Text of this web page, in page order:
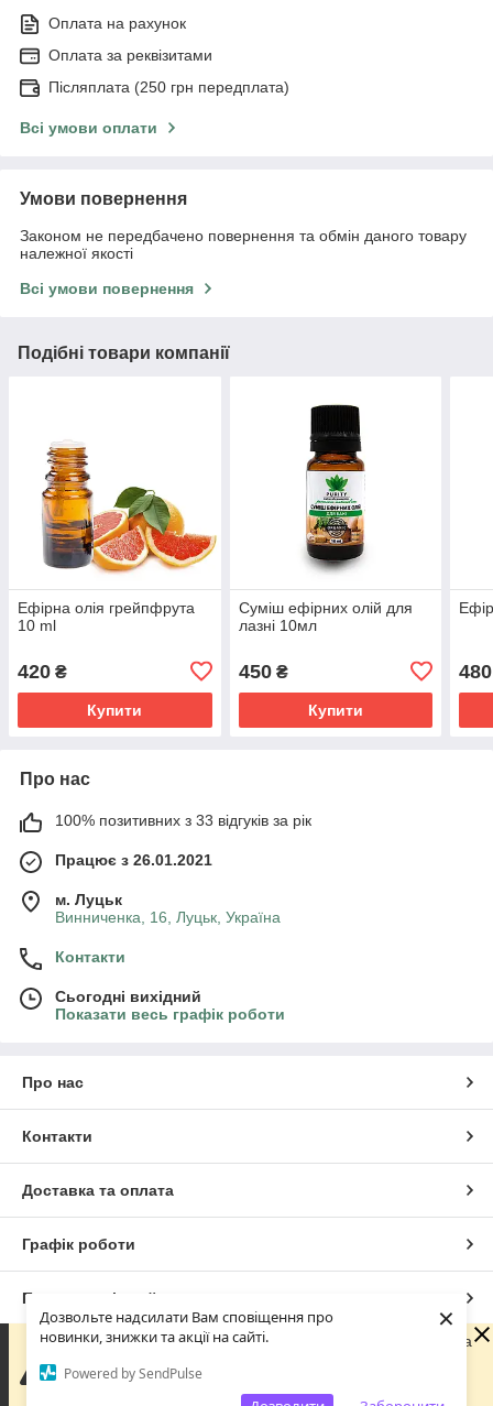
Дозвольте надсилати Вам сповіщення про
новинки, знижки та акції на сайті.
Powered by SendPulse
×
Оплата на рахунок
Оплата за реквізитами
Післяплата (250 грн передплата)
Всі умови оплати
Умови повернення
Законом не передбачено повернення та обмін даного товару
належної якості
Всі умови повернення
Подібні товари компанії
Ефірна олія грейпфрута
10 ml
420 ₴
Купити
Суміш ефірних олій для
лазні 10мл
450₴
Купити
480
Про нас
100% позитивних з 33 відгуків за рік
Працює з 26.01.2021
м. Луцьк
Винниченка, 16, Луцьк, Україна
Контакти
Сьогодні вихідний
Показати весь графік роботи
Про нас
Контакти
Доставка та оплата
Графік роботи
Повна версія сайту
Шановні покупці! З 29 липня по 18 серпня наша команда
замовлення у звичайному режимі. Усі замовлення та
звернення будуть оброблені починаючи з 18 серпня.